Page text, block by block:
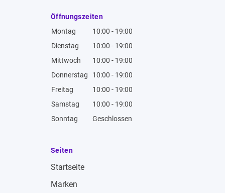
Öffnungszeiten
Montag
10:00 - 19:00
Dienstag
10:00 - 19:00
Mittwoch
10:00 - 19:00
Donnerstag
10:00 - 19:00
Freitag
10:00 - 19:00
Samstag
10:00 - 19:00
Sonntag
Geschlossen
Seiten
Startseite
Marken